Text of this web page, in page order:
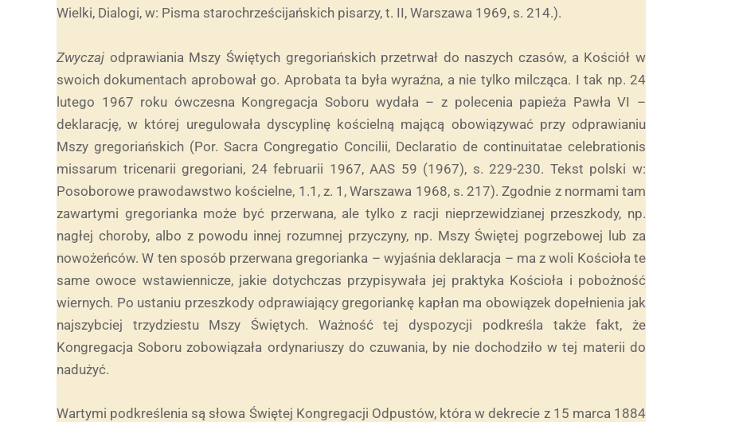
Wielki, Dialogi, w: Pisma starochrześcijańskich pisarzy, t. II, Warszawa 1969, s. 214.).
Zwyczaj odprawiania Mszy Świętych gregoriańskich przetrwał do naszych czasów, a Kościół w
swoich dokumentach aprobował go. Aprobata ta była wyraźna, a nie tylko milcząca. I tak np. 24
lutego 1967 roku ówczesna Kongregacja Soboru wydała – z polecenia papieża Pawła VI –
deklarację, w której uregulowała dyscyplinę kościelną mającą obowiązywać przy odprawianiu
Mszy gregoriańskich (Por. Sacra Congregatio Concilii, Declaratio de continuitatae celebrationis
missarum tricenarii gregoriani, 24 februarii 1967, AAS 59 (1967), s. 229-230. Tekst polski w:
Posoborowe prawodawstwo kościelne, 1.1, z. 1, Warszawa 1968, s. 217). Zgodnie z normami tam
zawartymi gregorianka może być przerwana, ale tylko z racji nieprzewidzianej przeszkody, np.
nagłej choroby, albo z powodu innej rozumnej przyczyny, np. Mszy Świętej pogrzebowej lub za
nowożeńców. W ten sposób przerwana gregorianka – wyjaśnia deklaracja – ma z woli Kościoła te
same owoce wstawiennicze, jakie dotychczas przypisywała jej praktyka Kościoła i pobożność
wiernych. Po ustaniu przeszkody odprawiający gregoriankę kapłan ma obowiązek dopełnienia jak
najszybciej trzydziestu Mszy Świętych. Ważność tej dyspozycji podkreśla także fakt, że
Kongregacja Soboru zobowiązała ordynariuszy do czuwania, by nie dochodziło w tej materii do
nadużyć.
Wartymi podkreślenia są słowa Świętej Kongregacji Odpustów, która w dekrecie z 15 marca 1884